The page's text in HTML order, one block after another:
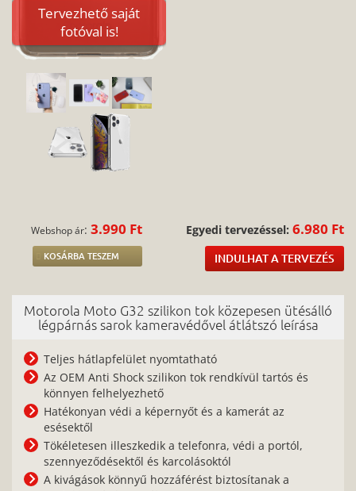
Tervezhető saját
fotóval is!
Webshop ár:3.990 Ft
KOSÁRBA TESZEM
Egyedi tervezéssel: 6.980 Ft
INDULHAT A TERVEZÉS
Motorola Moto G32 szilikon tok közepesen ütésálló
légpárnás sarok kameravédővel átlátszó leírása
Teljes hátlapfelület nyomtatható
Az OEM Anti Shock szilikon tok rendkívül tartós és
könnyen felhelyezhető
Hatékonyan védi a képernyőt és a kamerát az
esésektől
Tökéletesen illeszkedik a telefonra, védi a portól,
szennyeződésektől és karcolásoktól
A kivágások könnyű hozzáférést biztosítanak a